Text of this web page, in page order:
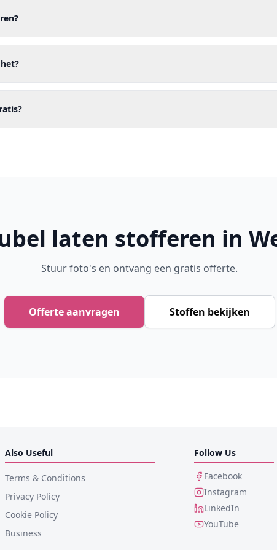
laten stofferen in
Stuur foto's en ontvang een gratis offerte.
Offerte aanvragen Stoffen bekijken
Also Useful
Terms & Conditions
Privacy Policy
Cookie Policy
Business
Follow Us
Facebook
Instagram
LinkedIn
YouTube